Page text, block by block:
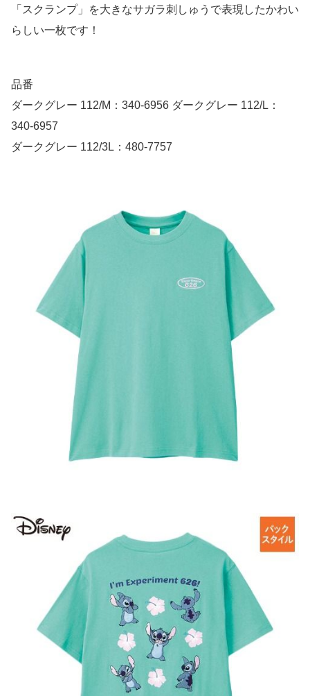
「スクランプ」を大きなサガラ刺しゅうで表現したかわい
らしい一枚です！
品番
ダークグレー 112/M：340-6956 ダークグレー 112/L：
340-6957
ダークグレー 112/3L：480-7757